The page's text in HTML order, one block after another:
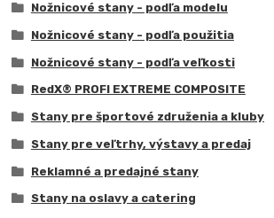
Nožnicové stany - podľa modelu
Nožnicové stany - podľa použitia
Nožnicové stany - podľa veľkosti
RedX® PROFI EXTREME COMPOSITE
Stany pre športové združenia a kluby
Stany pre veľtrhy, výstavy a predaj
Reklamné a predajné stany
Stany na oslavy a catering